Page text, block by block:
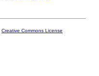
Creative Commons License